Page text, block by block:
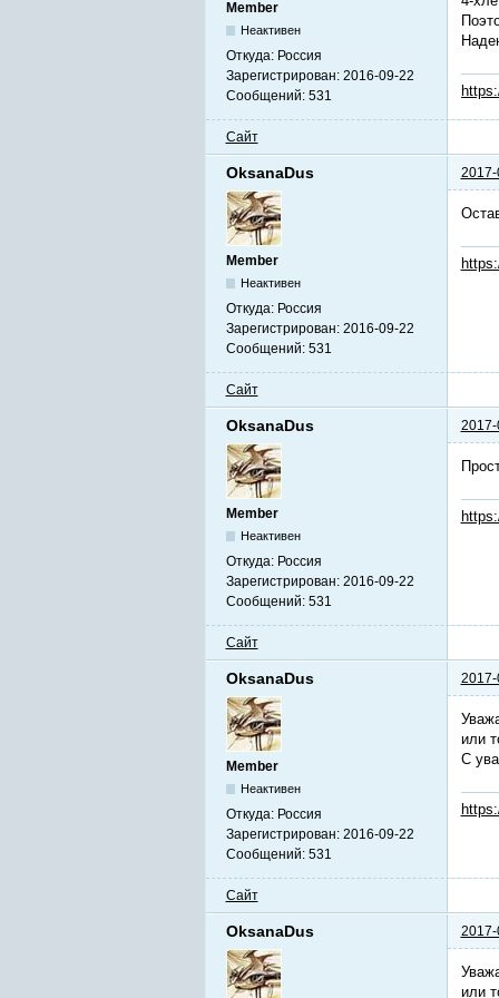
Member
Неактивен
Откуда: Россия
Зарегистрирован: 2016-09-22
Сообщений: 531
Сайт
OksanaDus
Member
Неактивен
Откуда: Россия
Зарегистрирован: 2016-09-22
Сообщений: 531
Сайт
OksanaDus
Member
Неактивен
Откуда: Россия
Зарегистрирован: 2016-09-22
Сообщений: 531
Сайт
OksanaDus
Member
Неактивен
Откуда: Россия
Зарегистрирован: 2016-09-22
Сообщений: 531
или
С
Сайт
OksanaDus
или